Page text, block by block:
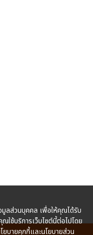
มูลส่วนบุคคล เพื่อให้คุณได้รับ
ใช้บริการเว็บไซต์นี้ต่อไปโดย
บายคุกกี้และนโยบายส่วน